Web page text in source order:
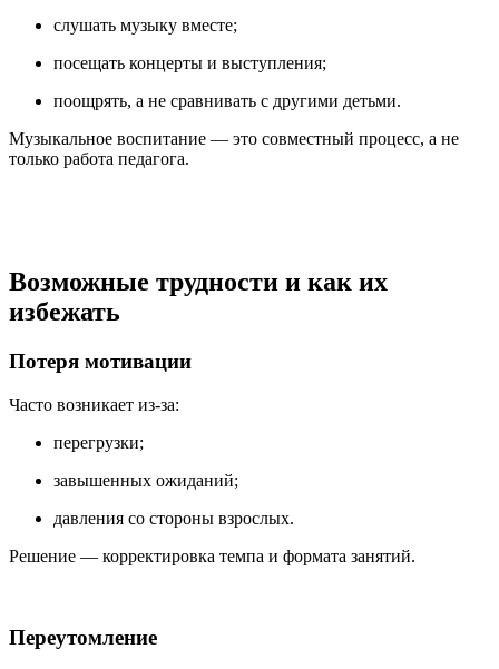
слушать музыку вместе;
посещать концерты и выступления;
поощрять, а не сравнивать с другими детьми.
Музыкальное воспитание — это совместный процесс, а не
только работа педагога.
Возможные трудности и как их
избежать
Потеря мотивации
Часто возникает из-за:
перегрузки;
завышенных ожиданий;
давления со стороны взрослых.
Решение — корректировка темпа и формата занятий.
Переутомление